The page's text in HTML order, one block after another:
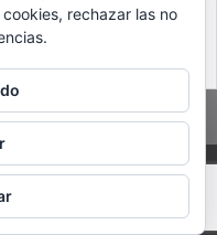
EVENTBRITE SINGLE EVENT
rechazar las no